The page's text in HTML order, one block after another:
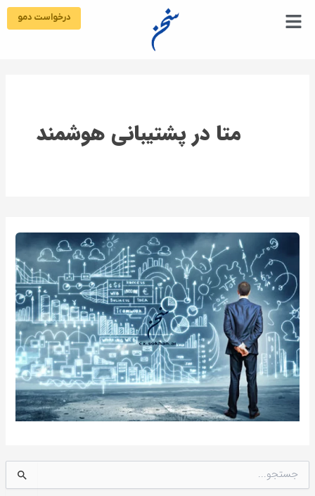
درخواست دمو
س
متا در پشتیبانی هوشمند